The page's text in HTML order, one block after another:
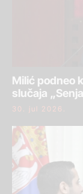
Milić podneo
slučaja
30. jul 2026.